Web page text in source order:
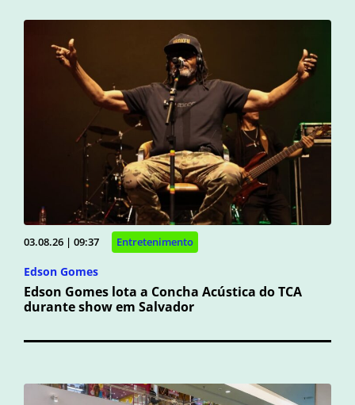
03.08.26 | 09:37 Entretenimento
Edson Gomes
Edson Gomes lota a Concha Acústica do TCA
durante show em Salvador